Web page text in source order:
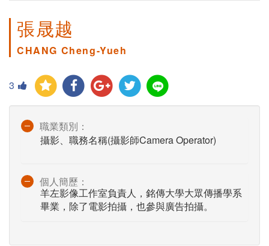
張晟越
CHANG Cheng-Yueh
3
職業類別：
攝影、職務名稱(攝影師Camera Operator)
個人簡歷：
羊左影像工作室負責人，銘傳大學大眾傳播學系
畢業，除了電影拍攝，也參與廣告拍攝。